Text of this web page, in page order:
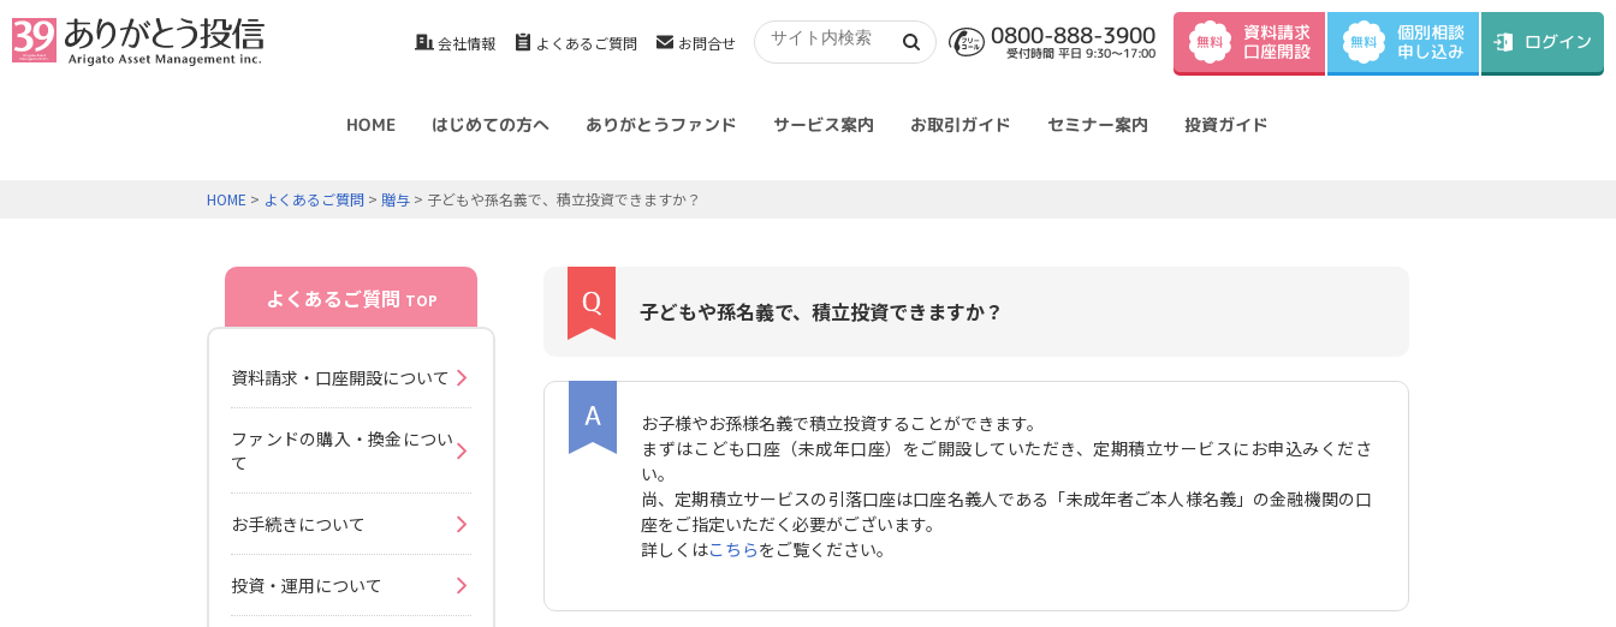
会社情報 よくあるご質問 お問合せ 0800-888-3900
受付時間 平日 9:30～17:00
無料 資料請求
口座開設 無料 個別相談
申し込み ログイン
HOME はじめての方へ ありがとうファンド サービス案内 お取引ガイド セミナー案内 投資ガイド
HOME > よくあるご質問 > 贈与 > 子どもや孫名義で、積立投資できますか？
子どもや孫名義で、積立投資できますか？
お子様やお孫様名義で積立投資することができます。
まずはこども口座（未成年口座）をご開設していただき、定期積立サービスにお申込みくださ
い。
尚、定期積立サービスの引落口座は口座名義人である「未成年者ご本人様名義」の金融機関の口
座をご指定いただく必要がございます。
詳しくはこちらをご覧ください。
よくあるご質問 TOP
資料請求・口座開設について
ファンドの購入・換金につい
て
お手続きについて
投資・運用について